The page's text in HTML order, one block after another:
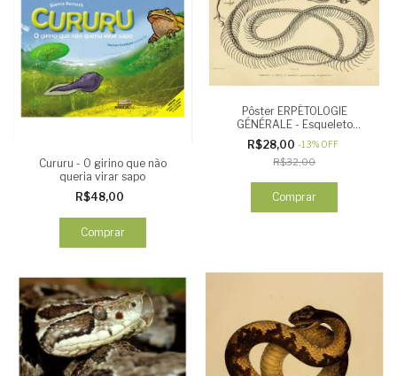
Cururu - O girino que não
queria virar sapo
R$48,00
Pôster ERPÉTOLOGIE
GÉNÉRALE - Esqueleto
Serpente
R$28,00 -13% OFF
R$32,00
Comprar